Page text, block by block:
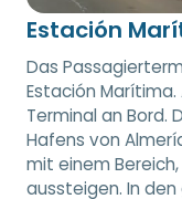
Estación
Das
Estación
Terminal an Bord.
Hafens von
mit einem
aussteigen. In